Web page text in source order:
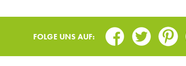
FOLGE UNS AUF: Facebook
Twitter